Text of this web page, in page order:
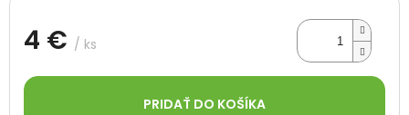
4 € / ks
cena:
PRIDAŤ DO KOŠÍKA